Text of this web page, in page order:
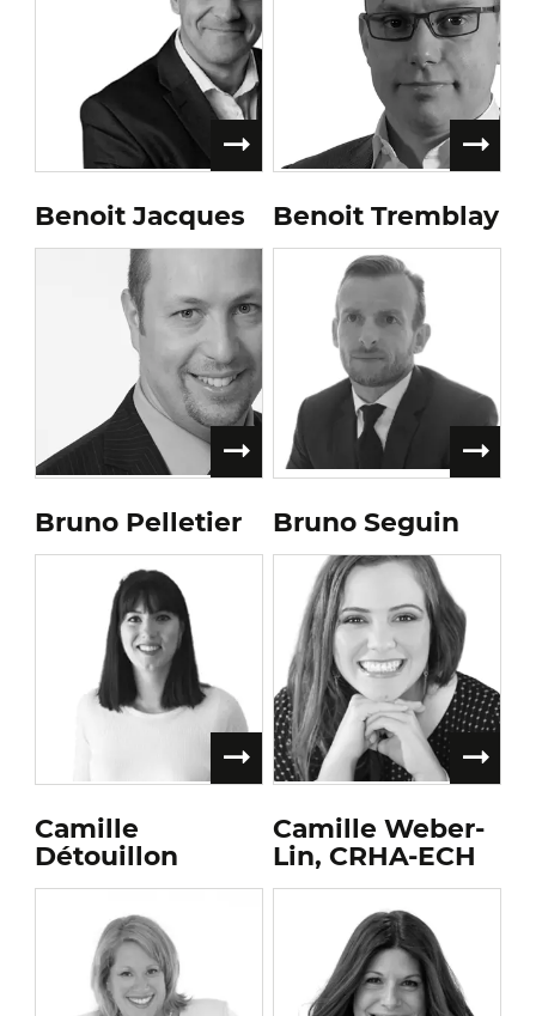
Benoit Jacques Benoit Tremblay
Bruno Pelletier Bruno Seguin
Camille
Détouillon
Camille Weber-
Lin, CRHA-ECH